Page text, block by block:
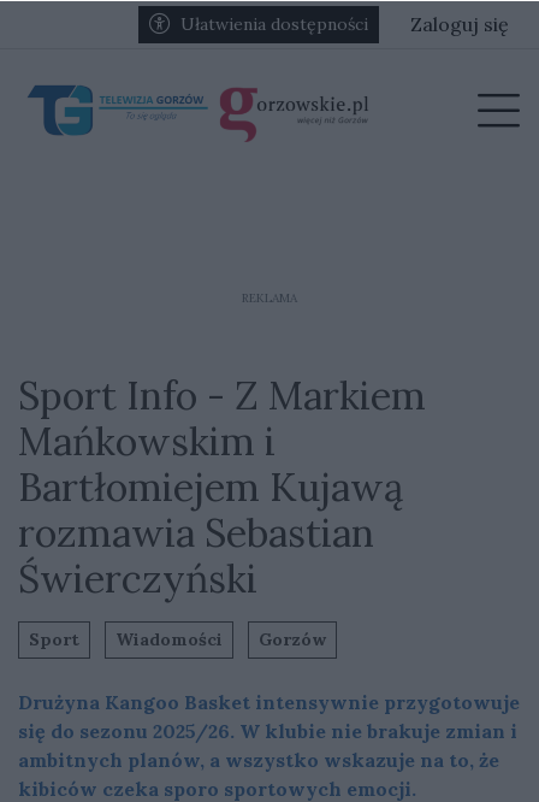
Przejdź do głównych treści
Przejdź do głównego menuUłatwienia dostępności Zaloguj się
REKLAMA
Sport Info - Z Markiem
Mańkowskim i
Bartłomiejem Kujawą
rozmawia Sebastian
Świerczyński
Sport Wiadomości Gorzów
Drużyna Kangoo Basket intensywnie przygotowuje
się do sezonu 2025/26. W klubie nie brakuje zmian i
ambitnych planów, a wszystko wskazuje na to, że
kibiców czeka sporo sportowych emocji.